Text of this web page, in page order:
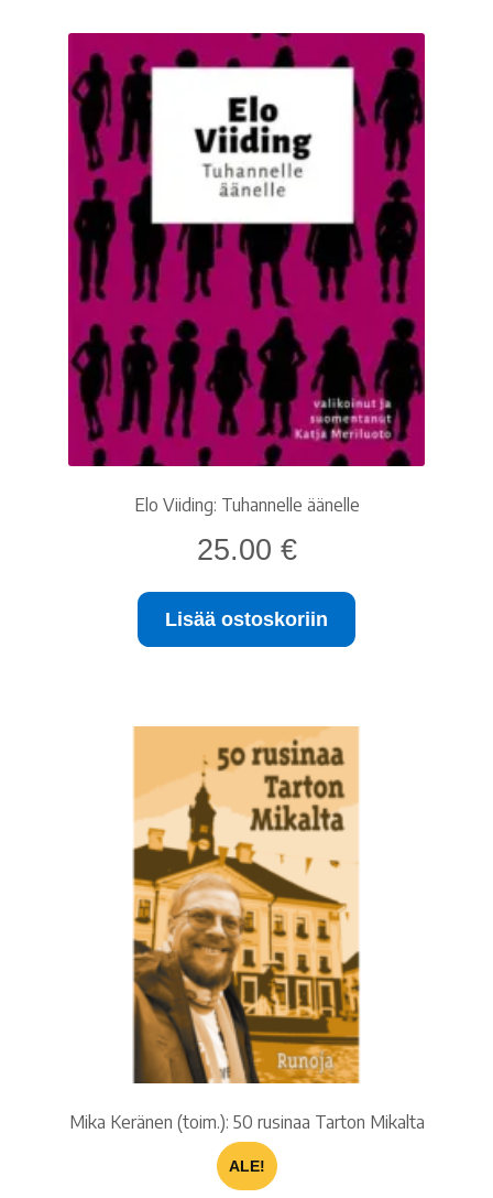
Ostoskori
Tilaus- ja sopimusehdot sekä tietosuojaseloste
Saavutettavuusseloste
Elo Viiding: Tuhannelle äänelle
25.00 €
Lisää ostoskoriin
Mika Keränen (toim.): 50 rusinaa Tarton Mikalta
ALE!